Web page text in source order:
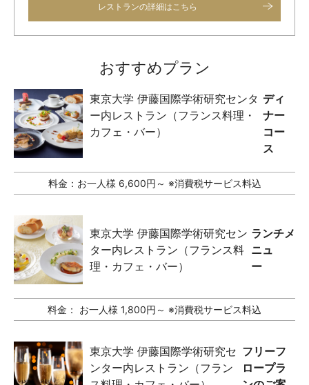
レストランの詳細はこちら
おすすめプラン
東京大学 伊藤国際学術研究センタ
ー内レストラン（フランス料理・
カフェ・バー）
ディ
ナー
コー
ス
料金： お一人様 6,600円～ ※消費税サービス料込
東京大学 伊藤国際学術研究セン
ター内レストラン（フランス料
理・カフェ・バー）
ランチメ
ニュ
ー
料金： お一人様 1,800円～ ※消費税サービス料込
東京大学 伊藤国際学術研究セ
ンター内レストラン（フラン
フリーフ
ロープラ